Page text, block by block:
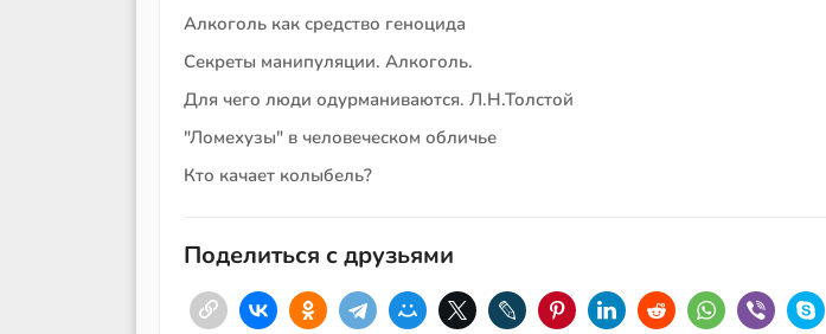
Алкоголь как средство геноцида
Секреты манипуляции. Алкоголь.
Для чего люди одурманиваются. Л.Н.Толстой
"Ломехузы" в человеческом обличье
Кто качает колыбель?
Поделиться с друзьями